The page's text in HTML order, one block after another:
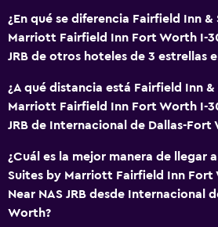
Servicio de despertador
Caja fuerte
Minimercado en las instalaciones
Servicio de habitaciones
Acceso con tarjeta
Recepción 24 horas
¿En qué se diferencia Fairfield Inn &
Marriott Fairfield Inn Fort Worth I-
JRB de otros hoteles de 3 estrellas
¿A qué distancia está Fairfield Inn &
Marriott Fairfield Inn Fort Worth I-
JRB de Internacional de Dallas-Fort
¿Cuál es la mejor manera de llegar
Suites by Marriott Fairfield Inn Fort
Near NAS JRB desde Internacional
Worth?